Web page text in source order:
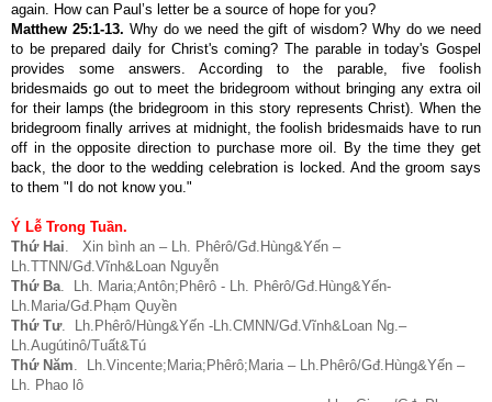
again. How can Paul’s letter be a source of hope for you?
Matthew 25:1-13. Why do we need the gift of wisdom? Why do we need
to be prepared daily for Christ's coming? The parable in today's Gospel
provides some answers. According to the parable, five foolish
bridesmaids go out to meet the bridegroom without bringing any extra oil
for their lamps (the bridegroom in this story represents Christ). When the
bridegroom finally arrives at midnight, the foolish bridesmaids have to run
off in the opposite direction to purchase more oil. By the time they get
back, the door to the wedding celebration is locked. And the groom says
to them "I do not know you."
Ý Lễ Trong Tuần.
Thứ Hai. Xin bình an – Lh. Phêrô/Gđ.Hùng&Yến –
Lh.TTNN/Gđ.Vĩnh&Loan Nguyễn
Thứ Ba. Lh. Maria;Antôn;Phêrô - Lh. Phêrô/Gđ.Hùng&Yến-
Lh.Maria/Gđ.Phạm Quyền
Thứ Tư. Lh.Phêrô/Hùng&Yến -Lh.CMNN/Gđ.Vĩnh&Loan Ng.–
Lh.Augútinô/Tuất&Tú
Thứ Năm. Lh.Vincente;Maria;Phêrô;Maria – Lh.Phêrô/Gđ.Hùng&Yến –
Lh. Phao lô